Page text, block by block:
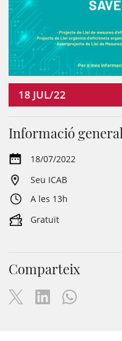
18 JUL/22
Informació
18/07/2022
Seu ICAB
A les 13h
Gratuït
Comparteix